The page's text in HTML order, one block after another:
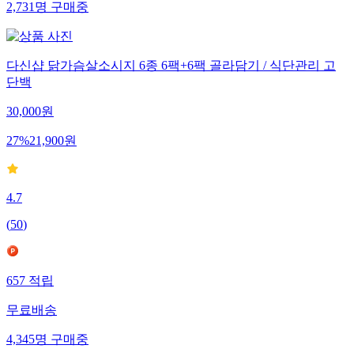
2,731명구매중
다신샵 닭가슴살소시지 6종 6팩+6팩 골라담기 / 식단관리 고
단백
30,000원
27%21,900원
4.7
(50)
657적립
무료배송
4,345명구매중